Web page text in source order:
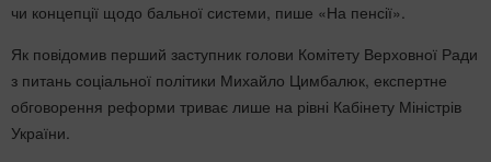
чи концепції щодо бальної системи, пише «На пенсії».
Як повідомив перший заступник голови Комітету Верховної Ради
з питань соціальної політики Михайло Цимбалюк, експертне
обговорення реформи триває лише на рівні Кабінету Міністрів
України.